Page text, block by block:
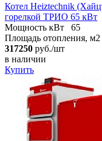
Котел Heiztechnik
горелкой ТРИО 65 кВт
Мощность кВт
65
Площадь отопления, м2
317250 руб./шт
в наличии
Купить